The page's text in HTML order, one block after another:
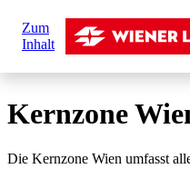
Zum
Inhalt
sind
hier:
Startseite Ihre Fahrt
Kernzone
Die Kernzone Wien umfasst